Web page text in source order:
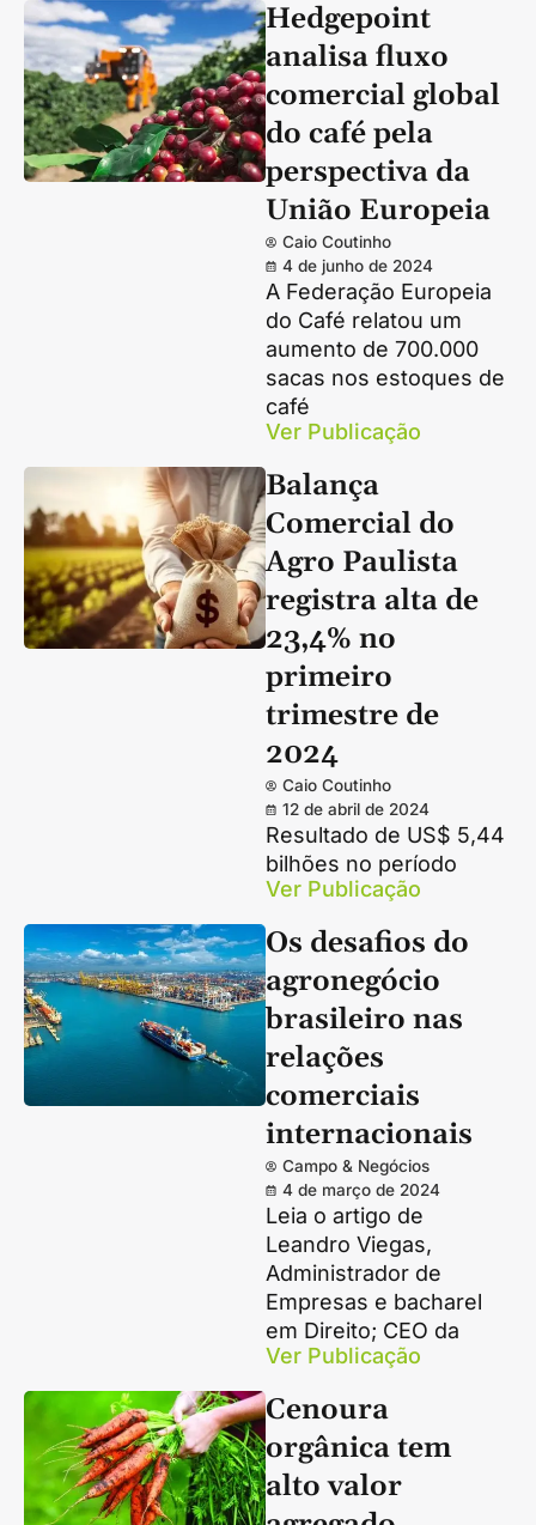
Hedgepoint
analisa fluxo
comercial global
do café pela
perspectiva da
União Europeia
Caio Coutinho
4 de junho de 2024
A Federação Europeia
do Café relatou um
aumento de 700.000
sacas nos estoques de
café
Ver Publicação
Balança
Comercial do
Agro Paulista
registra alta de
23,4% no
primeiro
trimestre de
2024
Caio Coutinho
12 de abril de 2024
Resultado de US$ 5,44
bilhões no período
Ver Publicação
Os desafios do
agronegócio
brasileiro nas
relações
comerciais
internacionais
Campo & Negócios
4 de março de 2024
Leia o artigo de
Leandro Viegas,
Administrador de
Empresas e bacharel
em Direito; CEO da
Ver Publicação
Cenoura
orgânica tem
alto valor